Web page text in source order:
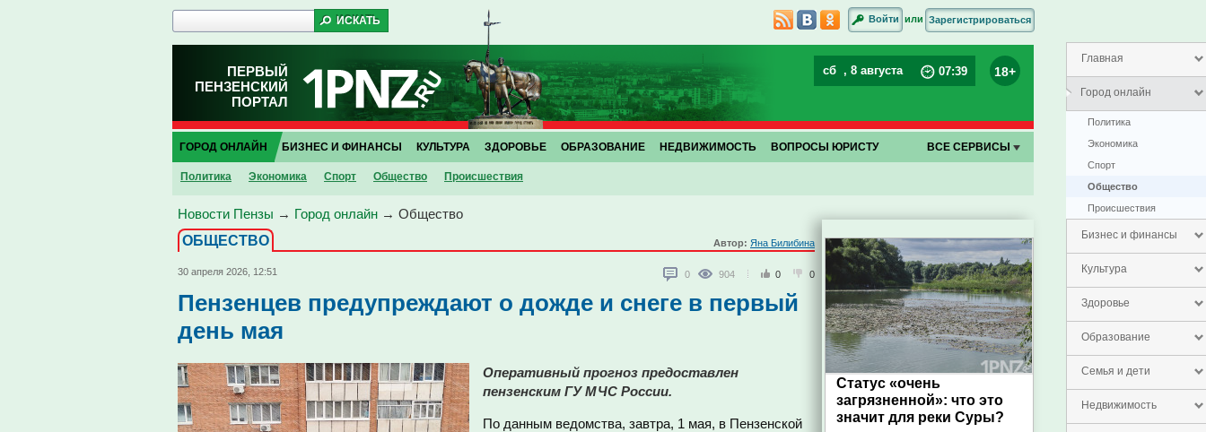
Главная
Город онлайн
Политика
Экономика
Спорт
Общество
Проиcшествия
Бизнес и финансы
Культура
Здоровье
Образование
Семья и дети
Недвижимость
Войти или Зарегистрироваться
ПЕРВЫЙ
ПЕНЗЕНСКИЙ
ПОРТАЛ
сб , 8 августа 07:39 18+
ГОРОД ОНЛАЙН
Политика Экономика Спорт Общество Проиcшествия
БИЗНЕС И ФИНАНСЫ КУЛЬТУРА ЗДОРОВЬЕ ОБРАЗОВАНИЕ НЕДВИЖИМОСТЬ ВОПРОСЫ ЮРИСТУ ВСЕ СЕРВИСЫ
Новости Пензы → Город онлайн → Общество
ОБЩЕСТВО
Автор: Яна Билибина
30 апреля 2026, 12:51 0 904 0 0
Пензенцев предупреждают о дожде и снеге в первый
день мая
Оперативный прогноз предоставлен
пензенским ГУ МЧС России.
По данным ведомства, завтра, 1 мая, в Пензенской
Статус «очень
загрязненной»: что это
значит для реки Суры?